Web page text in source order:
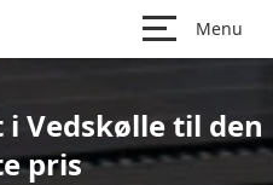
Menu
Vedskølle til den
pris